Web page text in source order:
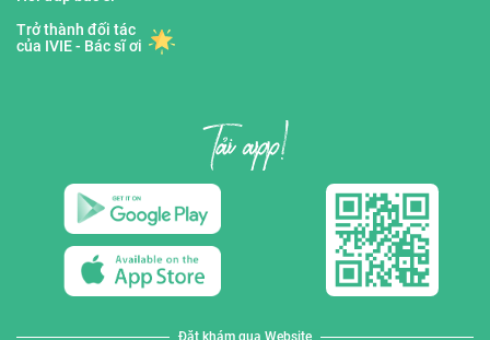
Trở thành đối tác
của IVIE - Bác sĩ ơi
Đặt khám qua Website